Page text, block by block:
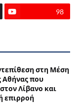
98
στη Μέση
Αθήνας που
Λίβανο και
επιρροή